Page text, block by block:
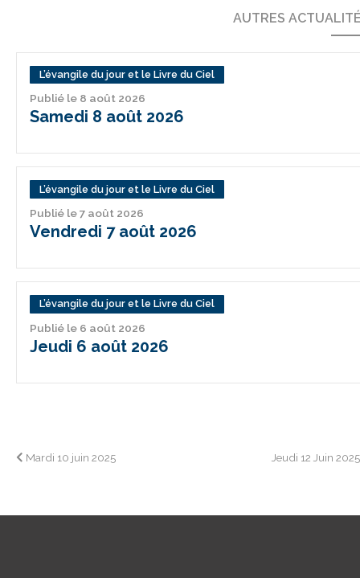
AUTRES
L’évangile du jour et le Livre du Ciel
Publié le 8 août 2026
Samedi 8 août 2026
L’évangile du jour et le Livre du Ciel
Publié le 7 août 2026
Vendredi 7 août 2026
L’évangile du jour et le Livre du Ciel
Publié le 6 août 2026
Jeudi 6 août 2026
Navigation
Mardi 10 juin 2025 Jeudi 12 Juin